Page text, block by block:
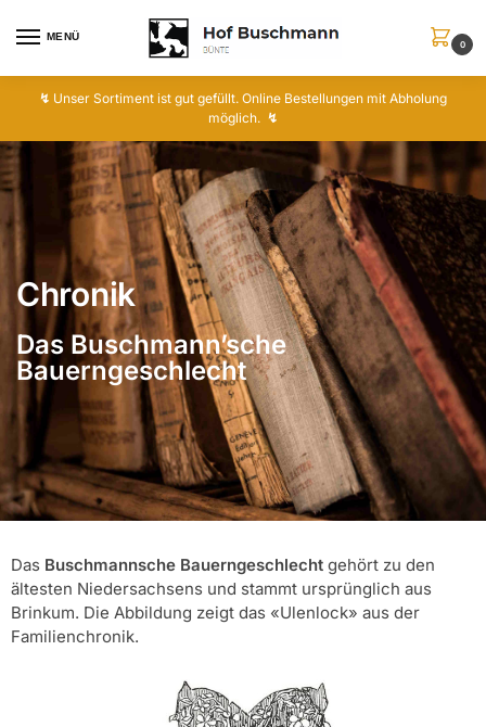
MENÜ
0
↯ Unser Sortiment ist gut gefüllt. Online Bestellungen mit Abholung
möglich. ↯
Chronik
Das Buschmann’sche
Bauerngeschlecht
Das Buschmannsche Bauerngeschlecht gehört zu den
ältesten Niedersachsens und stammt ursprünglich aus
Brinkum. Die Abbildung zeigt das «Ulenlock» aus der
Familienchronik.